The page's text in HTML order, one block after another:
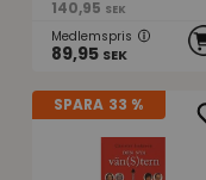
140,95 SEK
Medlemspris
89,95 SEK
SPARA 33 %